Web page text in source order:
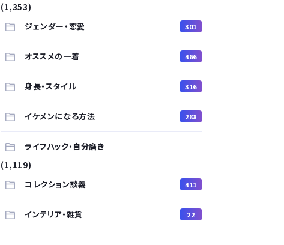
(1,353)
ジェンダー・恋愛
301
オススメの一着 466
身長・スタイル 316
イケメンになる方法 288
ライフハック・自分磨き
(1,119)
コレクション談義
411
インテリア・雑貨 22